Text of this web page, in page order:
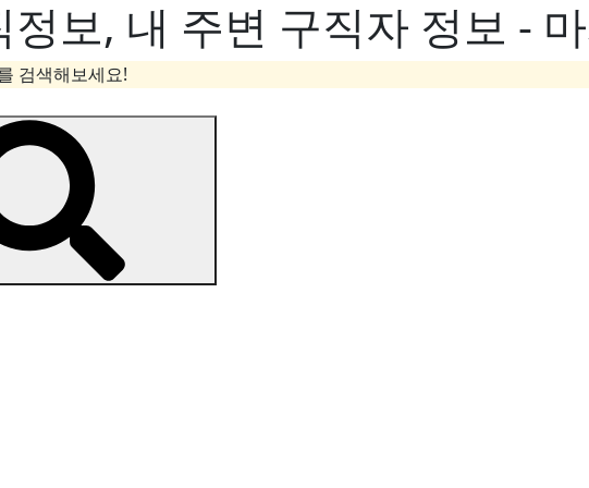
보, 내 주변 구직자 정보 -
검색해보세요!